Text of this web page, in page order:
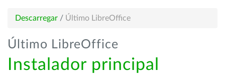
Descarregar / Último LibreOffice
Último LibreOffice
Instalador principal